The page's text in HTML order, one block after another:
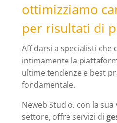
ottimizziamo
per risultati di
Affidarsi a specialisti che
intimamente la
ultime tendenze e best
fondamentale.
Neweb Studio, con la
settore, offre servizi di